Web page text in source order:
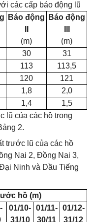
các cấp báo động lũ
Báo động
(m)
Báo động
(m)
30
31
113
113,5
120
121
1,8
2,0
1,4
1,5
lũ của các hồ trong
2.
trước lũ của các hồ
Nai 2, Đồng Nai 3,
Ninh và Dầu Tiếng
hồ (m)
01/10-
31/10
01/11-
30/11
01/12-
31/12